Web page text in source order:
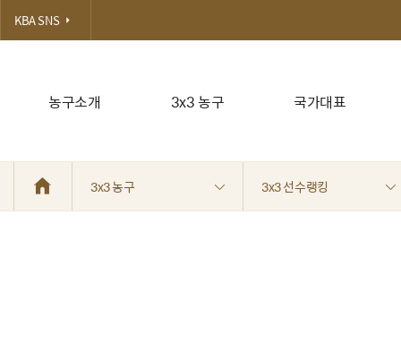
농구소개 3x3 농구 국가대표
KBA SNS
3x3 농구 3x3 선수랭킹